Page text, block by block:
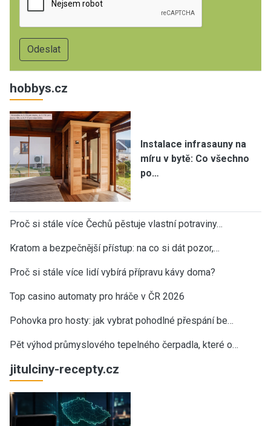
hobbys.cz
Instalace infrasauny na
míru v bytě: Co všechno
po…
Proč si stále více Čechů pěstuje vlastní potraviny…
Kratom a bezpečnější přístup: na co si dát pozor,…
Proč si stále více lidí vybírá přípravu kávy doma?
Top casino automaty pro hráče v ČR 2026
Pohovka pro hosty: jak vybrat pohodlné přespání be…
Pět výhod průmyslového tepelného čerpadla, které o…
jitulciny-recepty.cz